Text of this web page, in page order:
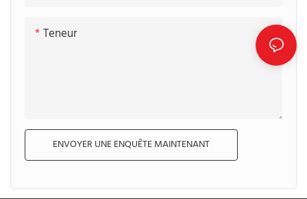
Teneur
ENVOYER UNE ENQUÊTE MAINTENANT